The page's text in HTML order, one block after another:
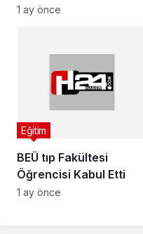
1 ay önce
BEÜ tıp Fakültesi
Öğrencisi Kabul Etti
Eğitim
1 ay önce